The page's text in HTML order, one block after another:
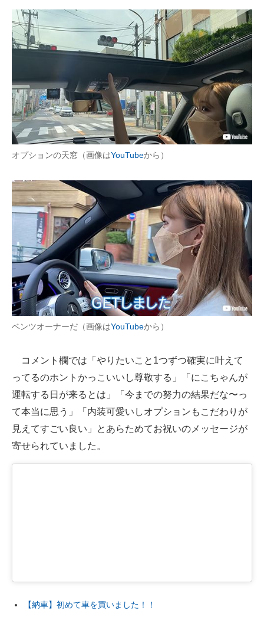
オプションの天窓（画像はYouTubeから）
ベンツオーナーだ（画像はYouTubeから）
コメント欄では「やりたいこと1つずつ確実に叶えて
ってるのホントかっこいいし尊敬する」「にこちゃんが
運転する日が来るとは」「今までの努力の結果だな〜っ
て本当に思う」「内装可愛いしオプションもこだわりが
見えてすごい良い」とあらためてお祝いのメッセージが
寄せられていました。
【納車】初めて車を買いました！！